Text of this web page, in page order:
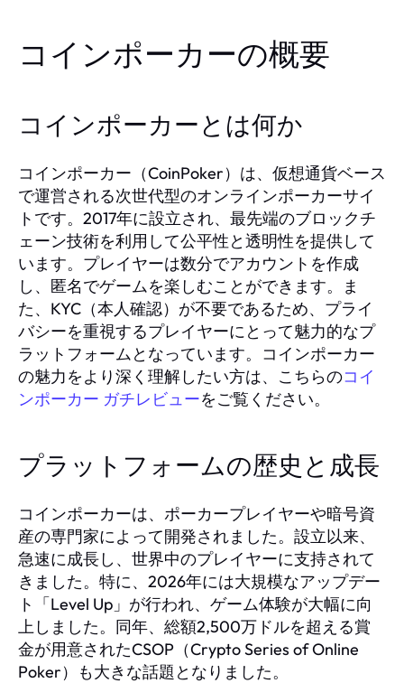
コインポーカーの概要
コインポーカーとは何か
コインポーカー（CoinPoker）は、仮想通貨ベース
で運営される次世代型のオンラインポーカーサイ
トです。2017年に設立され、最先端のブロックチ
ェーン技術を利用して公平性と透明性を提供して
います。プレイヤーは数分でアカウントを作成
し、匿名でゲームを楽しむことができます。ま
た、KYC（本人確認）が不要であるため、プライ
バシーを重視するプレイヤーにとって魅力的なプ
ラットフォームとなっています。コインポーカー
の魅力をより深く理解したい方は、こちらのコイ
ンポーカー ガチレビューをご覧ください。
プラットフォームの歴史と成長
コインポーカーは、ポーカープレイヤーや暗号資
産の専門家によって開発されました。設立以来、
急速に成長し、世界中のプレイヤーに支持されて
きました。特に、2026年には大規模なアップデー
ト「Level Up」が行われ、ゲーム体験が大幅に向
上しました。同年、総額2,500万ドルを超える賞
金が用意されたCSOP（Crypto Series of Online
Poker）も大きな話題となりました。